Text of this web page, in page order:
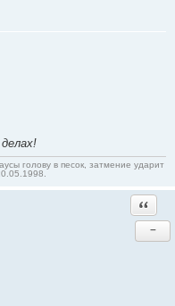
голову в песок, затмение ударит
−